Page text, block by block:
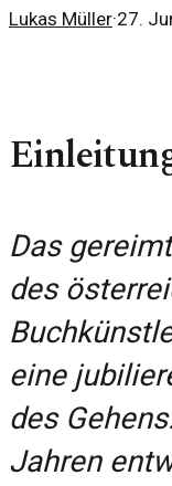
Lukas Müller·27.
Das
des
eine
des
Jahren